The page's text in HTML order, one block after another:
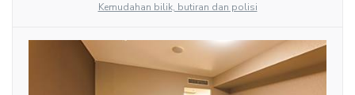
Kemudahan bilik, butiran dan polisi